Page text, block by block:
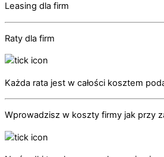
Leasing dla firm
Raty dla firm
Każda rata jest w całości kosztem
Wprowadzisz w koszty firmy jak przy